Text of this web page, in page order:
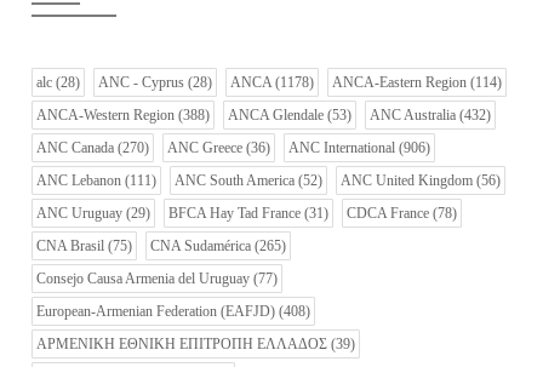
alc (28) ANC - Cyprus (28) ANCA(1178) ANCA-Eastern Region (114)
ANCA-Western Region (388) ANCA Glendale (53) ANC Australia (432)
ANC Canada (270) ANC Greece (36) ANC International (906)
ANC Lebanon (111) ANC South America (52) ANC United Kingdom (56)
ANC Uruguay (29) BFCA Hay Tad France (31) CDCA France (78)
CNA Brasil (75) CNA Sudamérica (265)
Consejo Causa Armenia del Uruguay (77)
European-Armenian Federation (EAFJD) (408)
ΑΡΜΕΝΙΚΗ ΕΘΝΙΚΗ ΕΠΙΤΡΟΠΗ ΕΛΛΑΔΟΣ (39)